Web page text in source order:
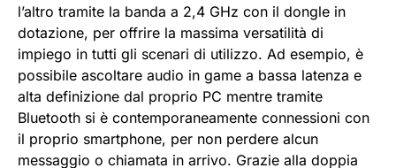
l’altro tramite la banda a 2,4 GHz con il dongle in
dotazione, per offrire la massima versatilità di
impiego in tutti gli scenari di utilizzo. Ad esempio, è
possibile ascoltare audio in game a bassa latenza e
alta definizione dal proprio PC mentre tramite
Bluetooth si è contemporaneamente connessioni con
il proprio smartphone, per non perdere alcun
messaggio o chiamata in arrivo. Grazie alla doppia